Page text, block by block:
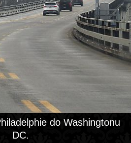
do Washingtonu
DC.